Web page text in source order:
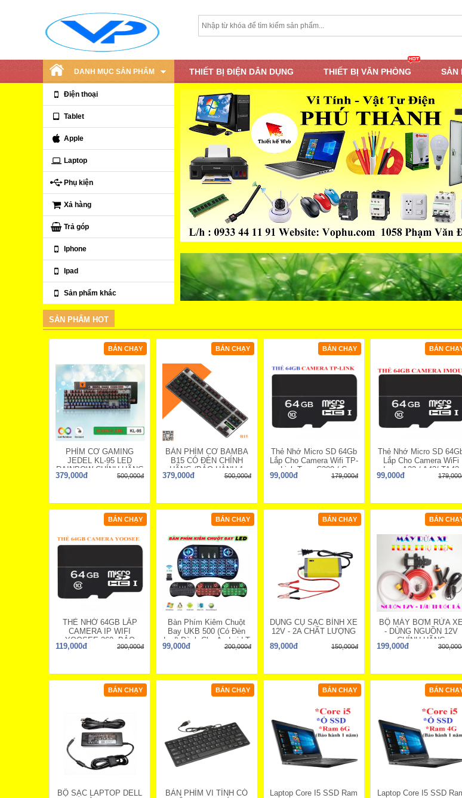
DANH MỤC SẢN PHẨM
Điện thoại
Tablet
Apple
Laptop
Phụ kiện
Xả hàng
Trả góp
Iphone
Ipad
Sản phẩm khác
THIẾT BỊ ĐIỆN DÂN DỤNG THIẾT BỊ VĂN PHÒNG SẢN
SẢN PHẨM HOT
BÁN CHẠY
PHÍM CƠ GAMING
JEDEL KL-95 LED
RAINBOW CHÍNH HÃNG
KL95 KEYBOAR
379,000đ 500,000đ
BÁN CHẠY
BÀN PHÍM CƠ BAMBA
B15 CÓ ĐÈN CHÍNH
HÃNG (BẢO HÀNH 1
379,000đ 500,000đ
BÁN CHẠY
Thẻ Nhớ Micro SD 64Gb
Lắp Cho Camera Wifi TP-
Link Tapo C200 / C
99,000đ 179,000đ
BÁN
Thẻ Nhớ Micro SD
Lắp Cho Camera WiFi
Imou A22 / A42/ TA42
99,000đ
BÁN CHẠY
THẺ NHỚ 64GB LẮP
CAMERA IP WIFI
YOOSEE 360, BẢO
HÀNH 1 NĂM
119,000đ 200,000đ
BÁN CHẠY
Bàn Phím Kiêm Chuột
Bay UKB 500 (Có Đèn
Led) Dành Cho Android T
99,000đ 200,000đ
BÁN CHẠY
DỤNG CỤ SẠC BÌNH XE
12V - 2A CHẤT LƯỢNG
89,000đ
150,000đ
BÁN
BỘ MÁY BƠM RỬA XE
- DÙNG NGUỒN 12V
CHÍNH HÃNG
199,000đ
BÁN CHẠY
BỘ SẠC LAPTOP DELL
BÁN CHẠY
BÀN PHÍM VI TÍNH CÓ
BÁN CHẠY
Laptop Core I5 SSD Ram
BÁN
Laptop Core I5 SSD